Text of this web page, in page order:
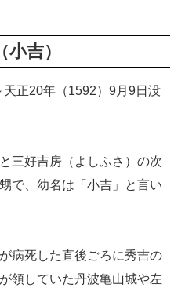
吉）
正20年（1592）9月9日没
三好吉房（よしふさ）の次
で、幼名は「小吉」と言い
病死した直後ごろに秀吉の
領していた丹波亀山城や左